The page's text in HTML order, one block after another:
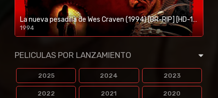
La nueva pesadilla de Wes Craven (1994) [BR-RIP] [HD-1080p]
1994
1080p/720p
PELICULAS POR LANZAMIENTO
2025 2024 2023
2022 2021 2020